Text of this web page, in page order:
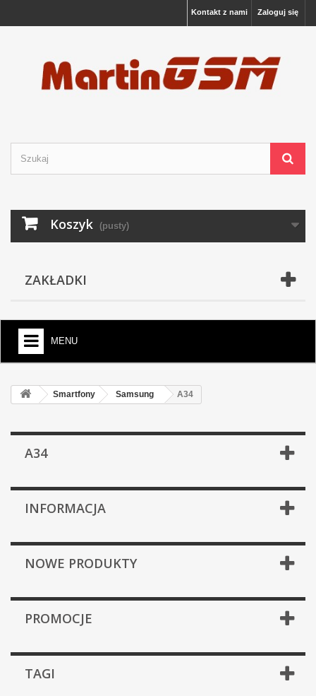
Zaloguj się
Kontakt z nami
Koszyk (pusty)
ZAKŁADKI
MENU
Smartfony Samsung A34
A34
INFORMACJA
NOWE PRODUKTY
PROMOCJE
TAGI